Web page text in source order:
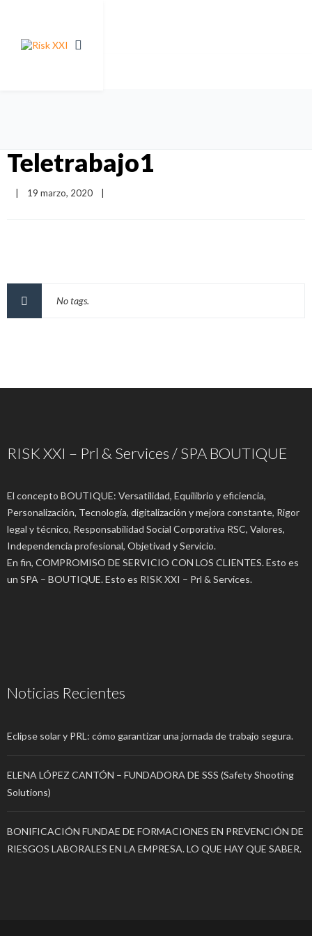
Teletrabajo1
19 marzo, 2020
No tags.
RISK XXI – Prl & Services / SPA BOUTIQUE
El concepto BOUTIQUE: Versatilidad, Equilibrio y eficiencia,
Personalización, Tecnología, digitalización y mejora constante, Rigor
legal y técnico, Responsabilidad Social Corporativa RSC, Valores,
Independencia profesional, Objetivad y Servicio.
En fin, COMPROMISO DE SERVICIO CON LOS CLIENTES. Esto es
un SPA – BOUTIQUE. Esto es RISK XXI – Prl & Services.
Noticias Recientes
Eclipse solar y PRL: cómo garantizar una jornada de trabajo segura.
ELENA LÓPEZ CANTÓN – FUNDADORA DE SSS (Safety Shooting
Solutions)
BONIFICACIÓN FUNDAE DE FORMACIONES EN PREVENCIÓN DE
RIESGOS LABORALES EN LA EMPRESA. LO QUE HAY QUE SABER.